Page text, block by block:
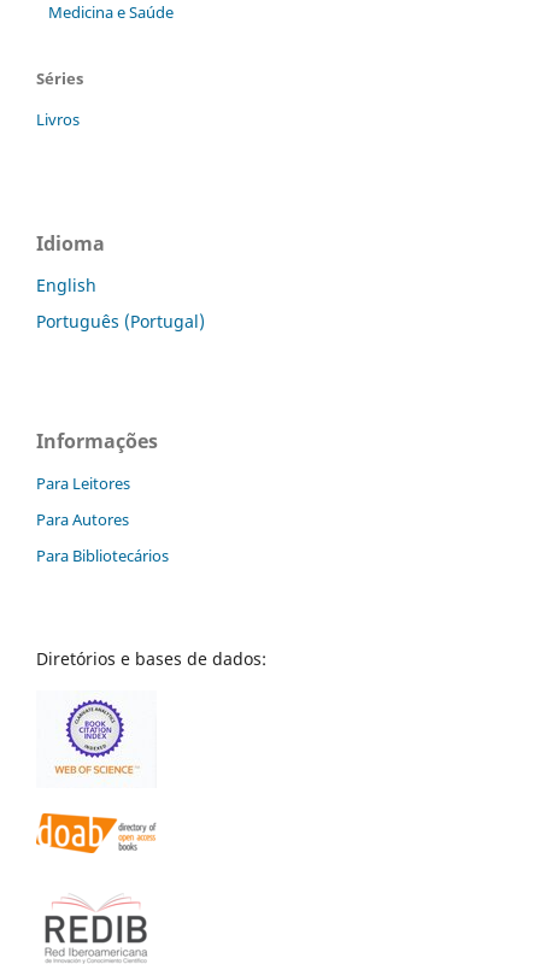
Medicina e Saúde
Séries
Livros
Idioma
English
Português (Portugal)
Informações
Para Leitores
Para Autores
Para Bibliotecários
Diretórios e bases de dados: